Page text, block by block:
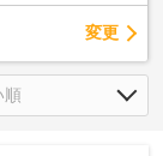
変更